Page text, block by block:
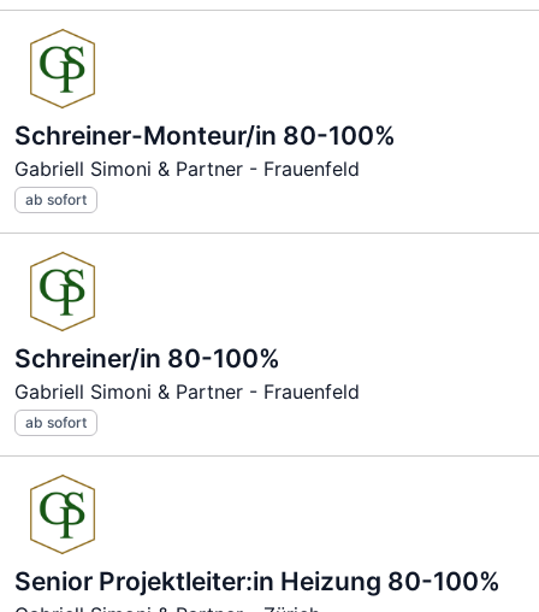
Schreiner-Monteur/in 80-100%
Gabriell Simoni & Partner - Frauenfeld
ab sofort
Schreiner/in 80-100%
Gabriell Simoni & Partner - Frauenfeld
ab sofort
Senior Projektleiter:in Heizung 80-100%